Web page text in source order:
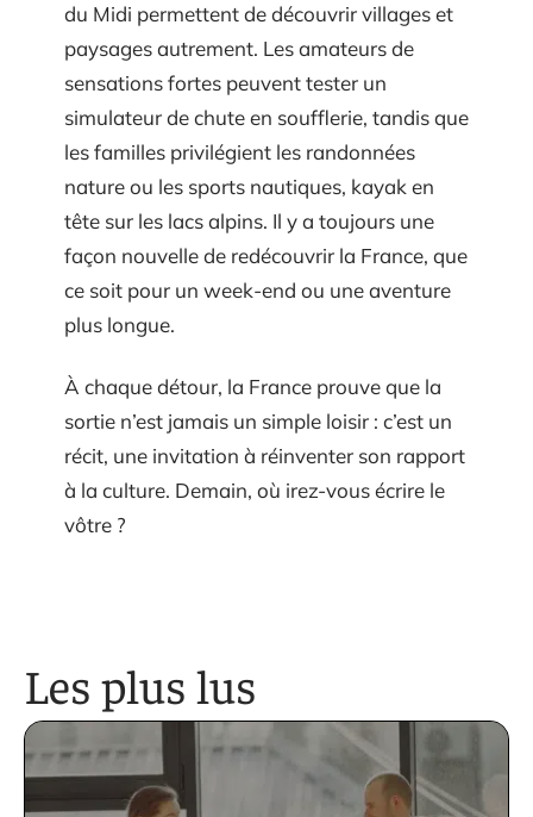
du Midi permettent de découvrir villages et
paysages autrement. Les amateurs de
sensations fortes peuvent tester un
simulateur de chute en soufflerie, tandis que
les familles privilégient les randonnées
nature ou les sports nautiques, kayak en
tête sur les lacs alpins. Il y a toujours une
façon nouvelle de redécouvrir la France, que
ce soit pour un week-end ou une aventure
plus longue.
À chaque détour, la France prouve que la
sortie n’est jamais un simple loisir : c’est un
récit, une invitation à réinventer son rapport
à la culture. Demain, où irez-vous écrire le
vôtre ?
Les plus lus